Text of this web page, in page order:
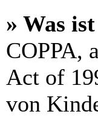
» Was
COPPA,
Act of
von